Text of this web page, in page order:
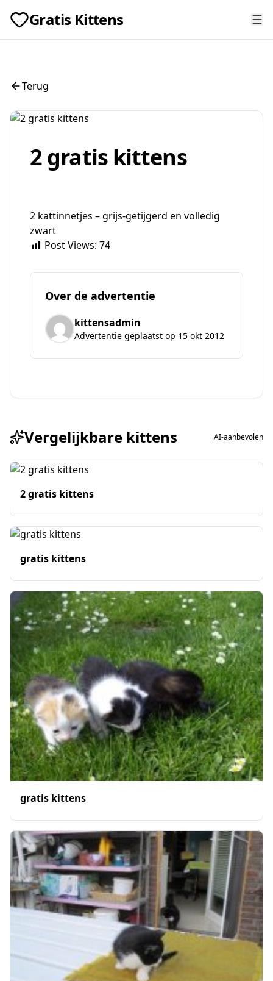
Gratis Kittens
Terug
2 gratis kittens
2 kattinnetjes – grijs-getijgerd en volledig
zwart
Post Views: 74
Over de advertentie
kittensadmin
Advertentie geplaatst op 15 okt 2012
Vergelijkbare kittens AI-aanbevolen
2 gratis kittens
gratis kittens
gratis kittens